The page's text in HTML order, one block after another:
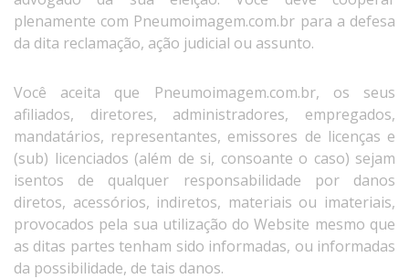
plenamente com Pneumoimagem.com.br para a defesa
da dita reclamação, ação judicial ou assunto.
Você aceita que Pneumoimagem.com.br, os seus
afiliados, diretores, administradores, empregados,
mandatários, representantes, emissores de licenças e
(sub) licenciados (além de si, consoante o caso) sejam
isentos de qualquer responsabilidade por danos
diretos, acessórios, indiretos, materiais ou imateriais,
provocados pela sua utilização do Website mesmo que
as ditas partes tenham sido informadas, ou informadas
da possibilidade, de tais danos.